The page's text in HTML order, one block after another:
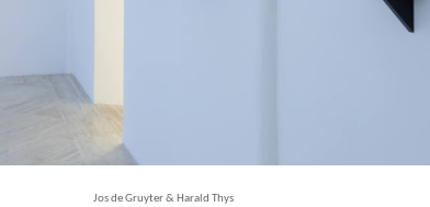
Jos de Gruyter & Harald Thys